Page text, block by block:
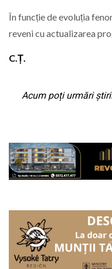
În funcție de evoluția
reveni cu actualizarea
C.Ț.
Acum poți urmări